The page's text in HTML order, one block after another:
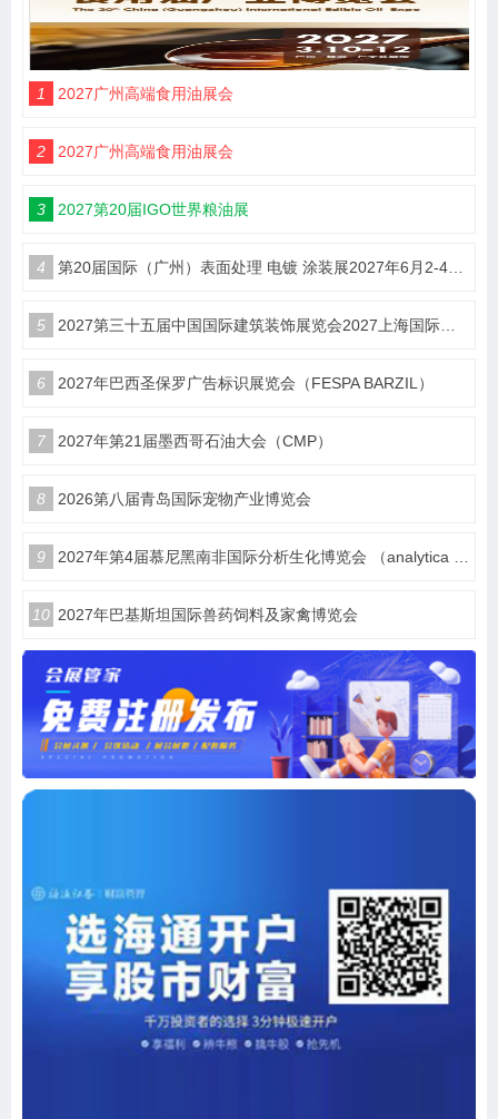
1 2027广州高端食用油展会
2 2027广州高端食用油展会
3 2027第20届IGO世界粮油展
4 第20届国际（广州）表面处理 电镀 涂装展2027年6月2-4日在广交会展馆举办
5 2027第三十五届中国国际建筑装饰展览会2027上海国际酒店及商业空间、办公及公共空间博览会（简称：HDE）
6 2027年巴西圣保罗广告标识展览会（FESPA BARZIL）
7 2027年第21届墨西哥石油大会（CMP）
8 2026第八届青岛国际宠物产业博览会
9 2027年第4届慕尼黑南非国际分析生化博览会 （analytica Lab Africa 2027）
10 2027年巴基斯坦国际兽药饲料及家禽博览会